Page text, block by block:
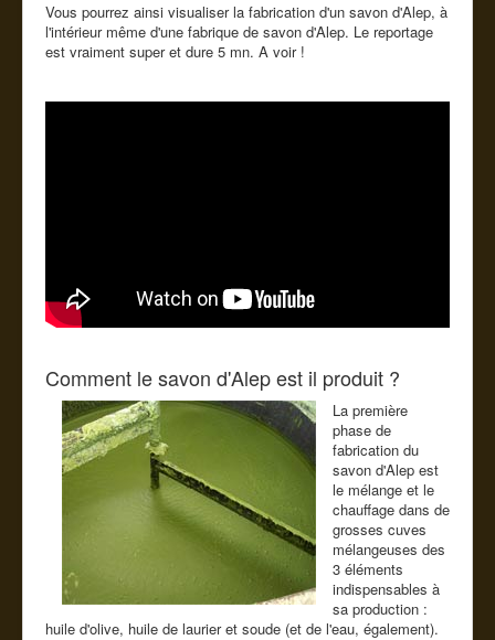
Vous pourrez ainsi visualiser la fabrication d'un savon d'Alep, à
l'intérieur même d'une fabrique de savon d'Alep. Le reportage
est vraiment super et dure 5 mn. A voir !
Comment le savon d'Alep est il produit ?
La première
phase de
fabrication du
savon d'Alep est
le mélange et le
chauffage dans de
grosses cuves
mélangeuses des
3 éléments
indispensables à
sa production :
huile d'olive, huile de laurier et soude (et de l'eau, également).